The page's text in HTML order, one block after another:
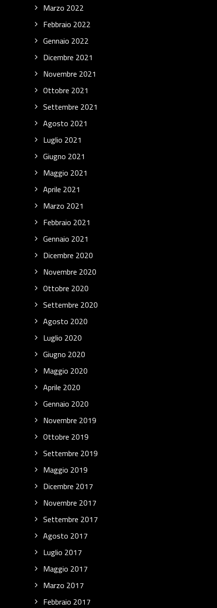
Marzo 2022
Febbraio 2022
Gennaio 2022
Dicembre 2021
Novembre 2021
Ottobre 2021
Settembre 2021
Agosto 2021
Luglio 2021
Giugno 2021
Maggio 2021
Aprile 2021
Marzo 2021
Febbraio 2021
Gennaio 2021
Dicembre 2020
Novembre 2020
Ottobre 2020
Settembre 2020
Agosto 2020
Luglio 2020
Giugno 2020
Maggio 2020
Aprile 2020
Gennaio 2020
Novembre 2019
Ottobre 2019
Settembre 2019
Maggio 2019
Dicembre 2017
Novembre 2017
Settembre 2017
Agosto 2017
Luglio 2017
Maggio 2017
Marzo 2017
Febbraio 2017